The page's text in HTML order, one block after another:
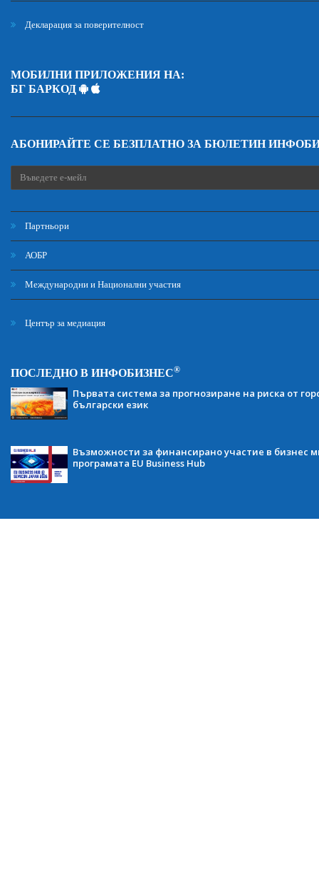
Декларация за поверителност
МОБИЛНИ ПРИЛОЖЕНИЯ НА:
БГ БАРКОД
АБОНИРАЙТЕ СЕ БЕЗПЛАТНО ЗА БЮЛЕТИН
Партньори
АОБР
Международни и Национални участия
Център за медиация
ПОСЛЕДНО В ИНФОБИЗНЕС®
Първата система за прогнозиране на риска от
български език
Възможности за финансирано участие в бизнес
програмата EU Business Hub